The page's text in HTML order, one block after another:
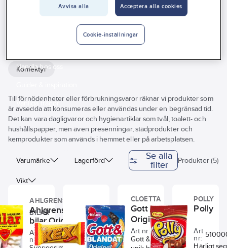
Handla hos oss
Vanliga frågor
Produkter Gelia Förnödenheter & Förbrukning
Konfektyr
Till förnödenheter eller förbrukningsvaror räknar vi produkter som
är avsedda att konsumeras eller användas under en begränsad tid.
Det kan vara dagligvaror och hygienartiklar som tvål, toalett- och
hushållspapper, men även presenningar, städprodukter och
kemprodukter som används i hemmet eller på arbetsplatsen.
Varumärke Lagerförd
Vikt
Se alla
filter
Produkter (5)
AHLGRENS
BILAR
Ahlgrens
bilar Original
Art
nr:
5100000002
CLOETTA
Kexchoklad
Art 5100000015
CLOETTA
Gott & Blandat
Original
Art nr: 5100000019
Gott & Blandat är en
POLLY
Polly
Art
nr:
Härligt
Avvisa alla Acceptera alla cookies
Cookie-inställningar